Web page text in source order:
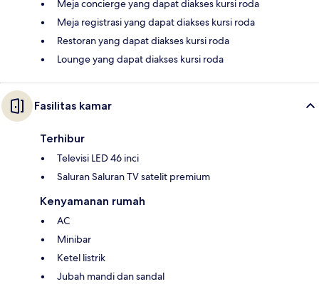
Meja concierge yang dapat diakses kursi roda
Meja registrasi yang dapat diakses kursi roda
Restoran yang dapat diakses kursi roda
Lounge yang dapat diakses kursi roda
Fasilitas kamar
Terhibur
Televisi LED 46 inci
Saluran Saluran TV satelit premium
Kenyamanan rumah
AC
Minibar
Ketel listrik
Jubah mandi dan sandal